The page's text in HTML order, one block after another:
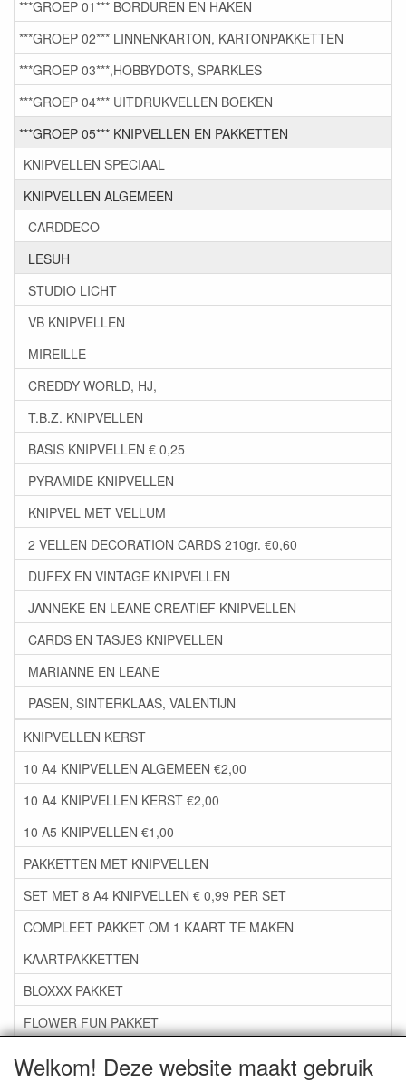
Welkom! Deze website maakt gebruik
***GROEP 01*** BORDUREN EN HAKEN
***GROEP 02*** LINNENKARTON, KARTONPAKKETTEN
***GROEP 03***,HOBBYDOTS, SPARKLES
***GROEP 04*** UITDRUKVELLEN BOEKEN
***GROEP 05*** KNIPVELLEN EN PAKKETTEN
KNIPVELLEN SPECIAAL
KNIPVELLEN ALGEMEEN
CARDDECO
LESUH
STUDIO LICHT
VB KNIPVELLEN
MIREILLE
CREDDY WORLD, HJ,
T.B.Z. KNIPVELLEN
BASIS KNIPVELLEN € 0,25
PYRAMIDE KNIPVELLEN
KNIPVEL MET VELLUM
2 VELLEN DECORATION CARDS 210gr. €0,60
DUFEX EN VINTAGE KNIPVELLEN
JANNEKE EN LEANE CREATIEF KNIPVELLEN
CARDS EN TASJES KNIPVELLEN
MARIANNE EN LEANE
PASEN, SINTERKLAAS, VALENTIJN
KNIPVELLEN KERST
10 A4 KNIPVELLEN ALGEMEEN €2,00
10 A4 KNIPVELLEN KERST €2,00
10 A5 KNIPVELLEN €1,00
PAKKETTEN MET KNIPVELLEN
SET MET 8 A4 KNIPVELLEN € 0,99 PER SET
COMPLEET PAKKET OM 1 KAART TE MAKEN
KAARTPAKKETTEN
BLOXXX PAKKET
FLOWER FUN PAKKET
***GROEP 06*** TAPE/LIJM SNIJMALLEN STEMPELS